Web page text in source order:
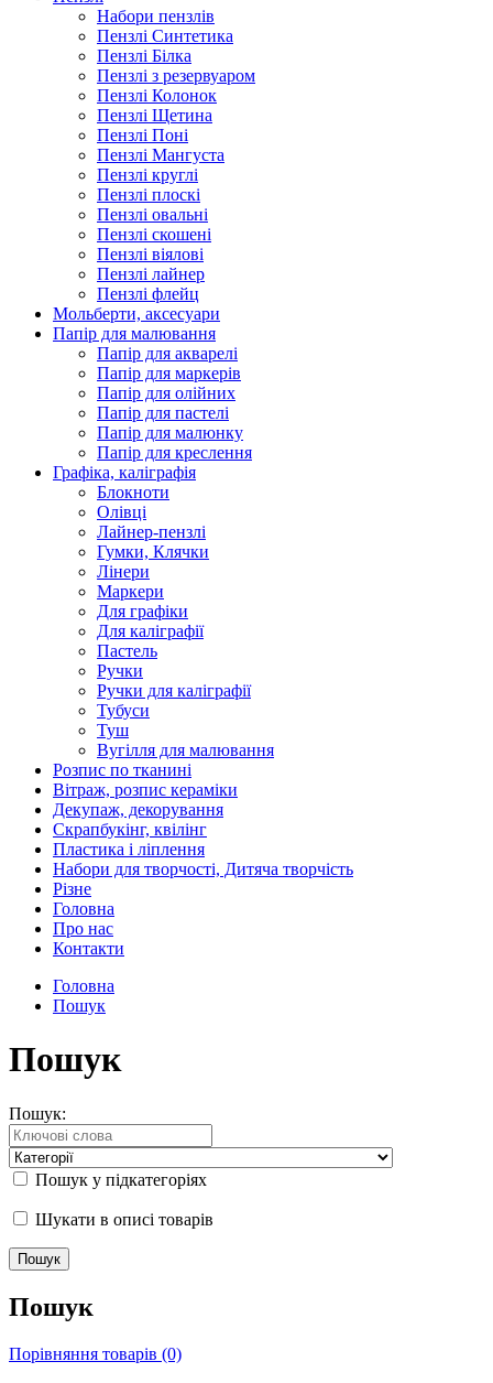
Набори пензлів
Пензлі Синтетика
Пензлі Білка
Пензлі з резервуаром
Пензлі Колонок
Пензлі Щетина
Пензлі Поні
Пензлі Мангуста
Пензлі круглі
Пензлі плоскі
Пензлі овальні
Пензлі скошені
Пензлі віялові
Пензлі лайнер
Пензлі флейц
Мольберти, аксесуари
Папір для малювання
Папір для акварелі
Папір для маркерів
Папір для олійних
Папір для пастелі
Папір для малюнку
Папір для креслення
Графіка, каліграфія
Блокноти
Олівці
Лайнер-пензлі
Гумки, Клячки
Лінери
Маркери
Для графіки
Для каліграфії
Пастель
Ручки
Ручки для каліграфії
Тубуси
Туш
Вугілля для малювання
Розпис по тканині
Вітраж, розпис кераміки
Декупаж, декорування
Скрапбукінг, квілінг
Пластика і ліплення
Набори для творчості, Дитяча творчість
Різне
Головна
Про нас
Контакти
Головна
Пошук
Пошук
Пошук:
Пошук у підкатегоріях
Шукати в описі товарів
Пошук
Порівняння товарів (0)